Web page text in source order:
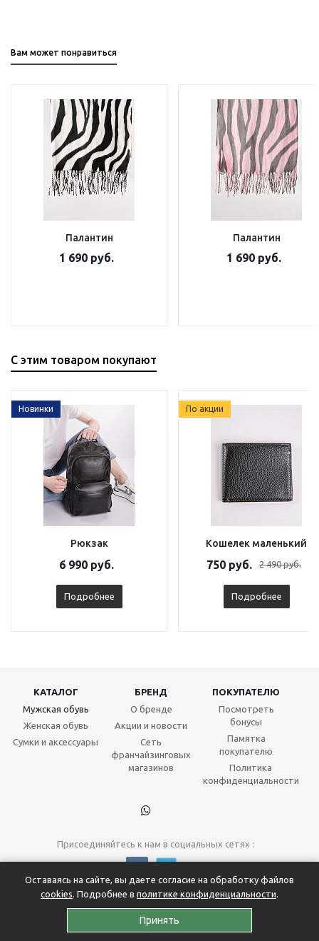
Вам может понравиться
Палантин
1 690 руб.
Палантин
1 690 руб.
С этим товаром покупают
Новинки
Рюкзак
6 990 руб.
Подробнее
По акции
Кошелек маленький
750 руб. 2 490 руб.
Подробнее
КАТАЛОГ БРЕНД
ПОКУПАТЕЛЮ
Мужская обувь
Женская обувь
Сумки и аксессуары
О бренде
Акции и новости
Сеть
франчайзинговых
магазинов
Посмотреть
бонусы
Памятка
покупателю
Политика
конфиденциальности
Присоединяйтесь к нам в социальных сетях :
2026 © Ascania.
Для стильных людей,
влюбленных в обувь!
Оставаясь на сайте, вы даете согласие на обработку файлов
cookies. Подробнее в политике конфиденциальности.
Принять